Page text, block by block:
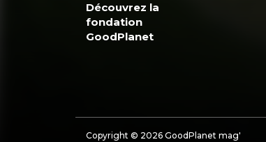
Découvrez la
fondation
GoodPlanet
Copyright © 2026 GoodPlanet mag'